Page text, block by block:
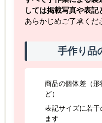
しては掲載写真や表記
あらかじめご了承くだ
手作り品
商品の個体差（
ど）
表記サイズに若干
ます